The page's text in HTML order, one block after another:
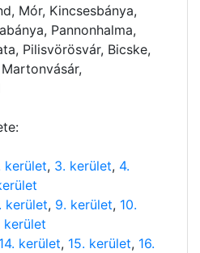
Mór, Kincsesbánya,
Pannonhalma,
Pilisvörösvár, Bicske,
kerület, 3. kerület, 4.
kerület, 9. kerület, 10.
kerület
14. kerület, 15. kerület, 16.